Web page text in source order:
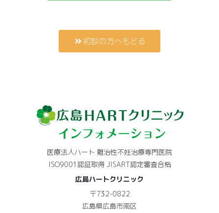
初診の方へもどる
医療法人ハート 難治性不妊治療専門医院
ISO9001認証取得 JISART認定審査合格
広島ハートクリニック
〒732-0822
広島県広島市南区